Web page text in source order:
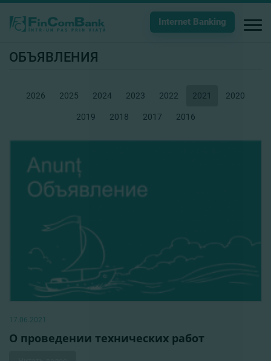
Internet Banking
ОБЪЯВЛЕНИЯ
2026 2025 2024 2023 2022 2021 2020
2019 2018 2017 2016
17.06.2021
О проведении технических работ